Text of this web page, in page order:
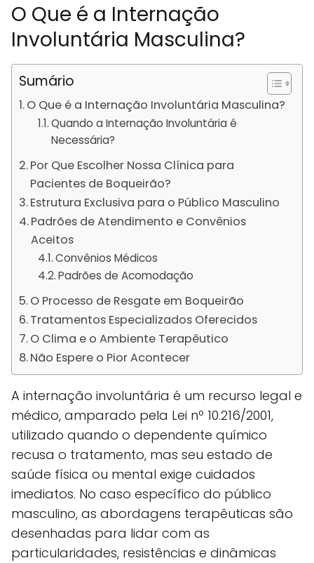
O Que é a Internação
Involuntária Masculina?
Sumário
O Que é a Internação Involuntária Masculina?
Quando a Internação Involuntária é
Necessária?
Por Que Escolher Nossa Clínica para
Pacientes de Boqueirão?
Estrutura Exclusiva para o Público Masculino
Padrões de Atendimento e Convênios
Aceitos
Convênios Médicos
Padrões de Acomodação
O Processo de Resgate em Boqueirão
Tratamentos Especializados Oferecidos
O Clima e o Ambiente Terapêutico
Não Espere o Pior Acontecer
A internação involuntária é um recurso legal e
médico, amparado pela Lei nº 10.216/2001,
utilizado quando o dependente químico
recusa o tratamento, mas seu estado de
saúde física ou mental exige cuidados
imediatos. No caso específico do público
masculino, as abordagens terapêuticas são
desenhadas para lidar com as
particularidades, resistências e dinâmicas